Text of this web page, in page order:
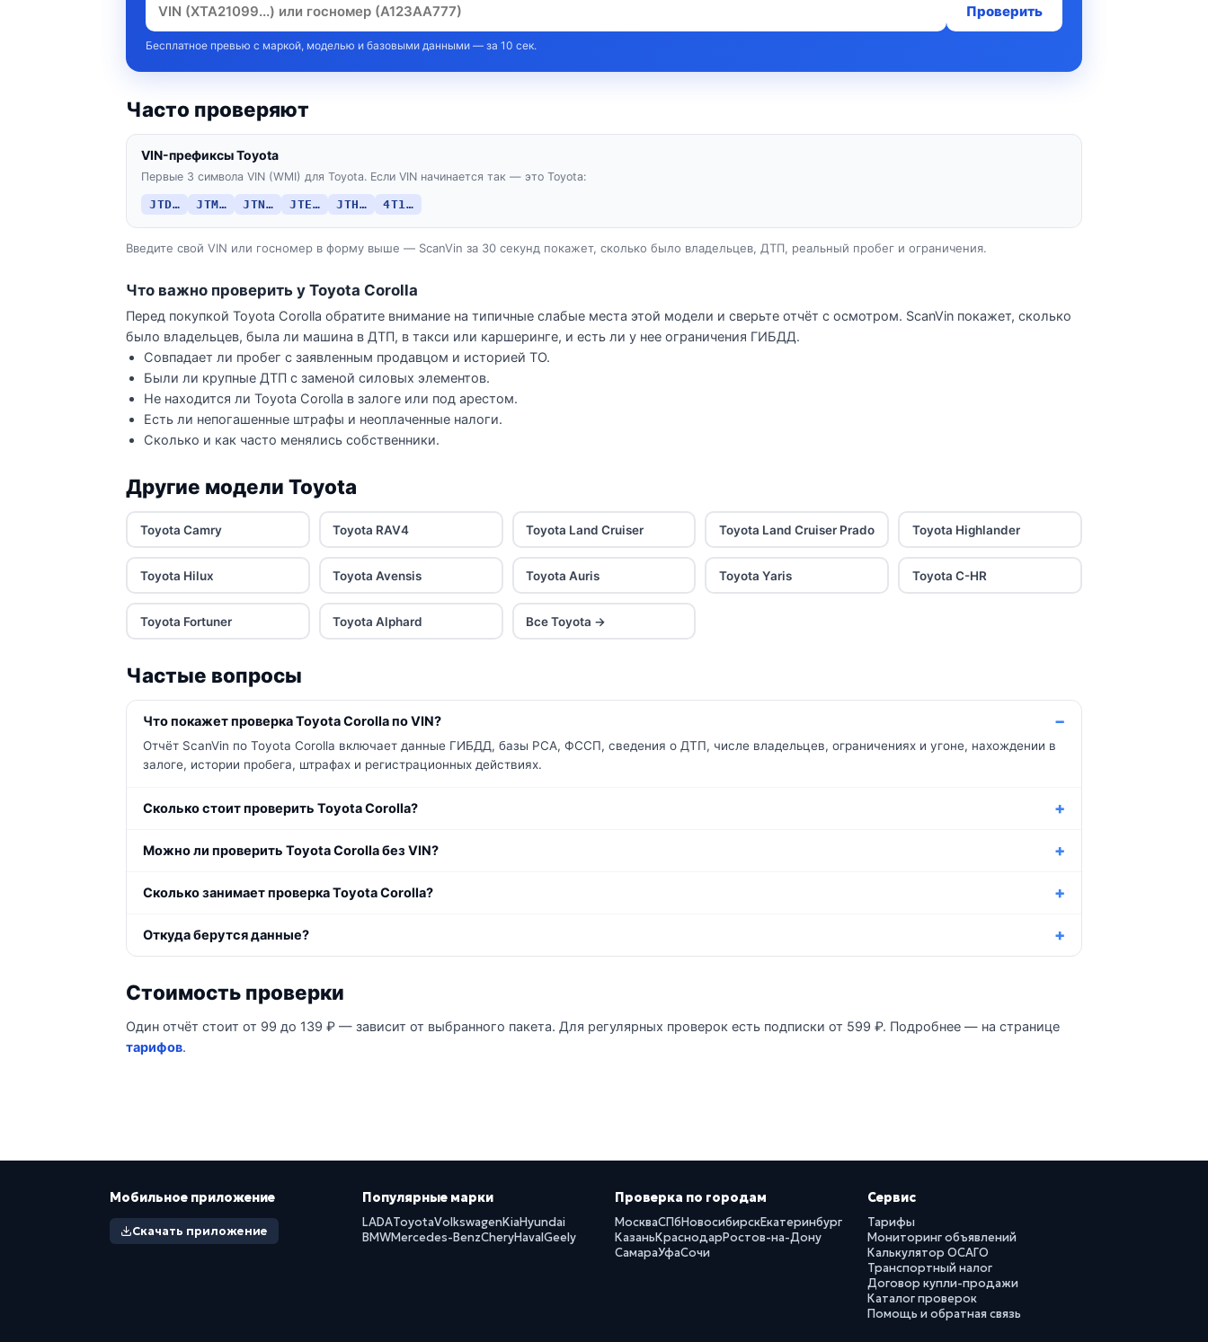
Проверить
Бесплатное превью с маркой, моделью и базовыми данными — за 10 сек.
Часто проверяют
VIN-префиксы Toyota
Первые 3 символа VIN (WMI) для Toyota. Если VIN начинается так — это Toyota:
JTD… JTM… JTN… JTE… JTH… 4T1…
Введите свой VIN или госномер в форму выше — ScanVin за 30 секунд покажет, сколько было владельцев, ДТП, реальный пробег и ограничения.
Что важно проверить у Toyota Corolla
Перед покупкой Toyota Corolla обратите внимание на типичные слабые места этой модели и сверьте отчёт с осмотром. ScanVin покажет, сколько
было владельцев, была ли машина в ДТП, в такси или каршеринге, и есть ли у нее ограничения ГИБДД.
Совпадает ли пробег с заявленным продавцом и историей ТО.
Были ли крупные ДТП с заменой силовых элементов.
Не находится ли Toyota Corolla в залоге или под арестом.
Есть ли непогашенные штрафы и неоплаченные налоги.
Сколько и как часто менялись собственники.
Другие модели Toyota
Toyota Camry Toyota RAV4 Toyota Land Cruiser Toyota Land Cruiser Prado Toyota Highlander
Toyota Hilux Toyota Avensis Toyota Auris Toyota Yaris Toyota C-HR
Toyota Fortuner Toyota Alphard Все Toyota →
Частые вопросы
Что покажет проверка Toyota Corolla по VIN?
Отчёт ScanVin по Toyota Corolla включает данные ГИБДД, базы РСА, ФССП, сведения о ДТП, числе владельцев, ограничениях и угоне, нахождении в
залоге, истории пробега, штрафах и регистрационных действиях.
Сколько стоит проверить Toyota Corolla?
Можно ли проверить Toyota Corolla без VIN?
Сколько занимает проверка Toyota Corolla?
Откуда берутся данные?
Стоимость проверки
Один отчёт стоит от 99 до 139 ₽ — зависит от выбранного пакета. Для регулярных проверок есть подписки от 599 ₽. Подробнее — на странице
тарифов.
Мобильное приложение
Скачать приложение
Популярные марки
LADAToyotaVolkswagenKiaHyundai
BMWMercedes-BenzCheryHavalGeely
Проверка по городам
МоскваСПбНовосибирскЕкатеринбург
КазаньКраснодарРостов-на-Дону
СамараУфаСочи
Сервис
Тарифы
Мониторинг объявлений
Калькулятор ОСАГО
Транспортный налог
Договор купли-продажи
Каталог проверок
Помощь и обратная связь